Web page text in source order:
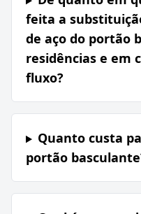
feita a
de aço do portão
residências e em
fluxo?
Quanto custa
portão